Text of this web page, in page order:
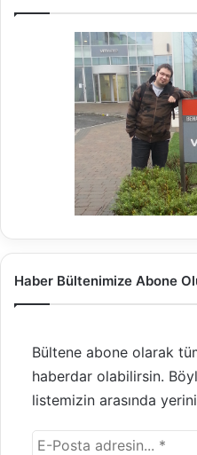
Haber Bültenimize Abone
Bültene abone olarak
haberdar olabilirsin.
listemizin arasında